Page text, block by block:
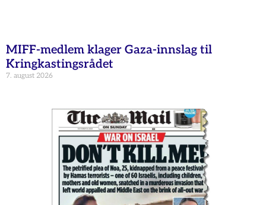
MIFF-medlem klager Gaza-innslag til
Kringkastingsrådet
7. august 2026